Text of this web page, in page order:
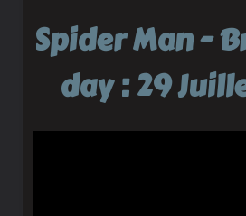
Spider Man -
day : 29